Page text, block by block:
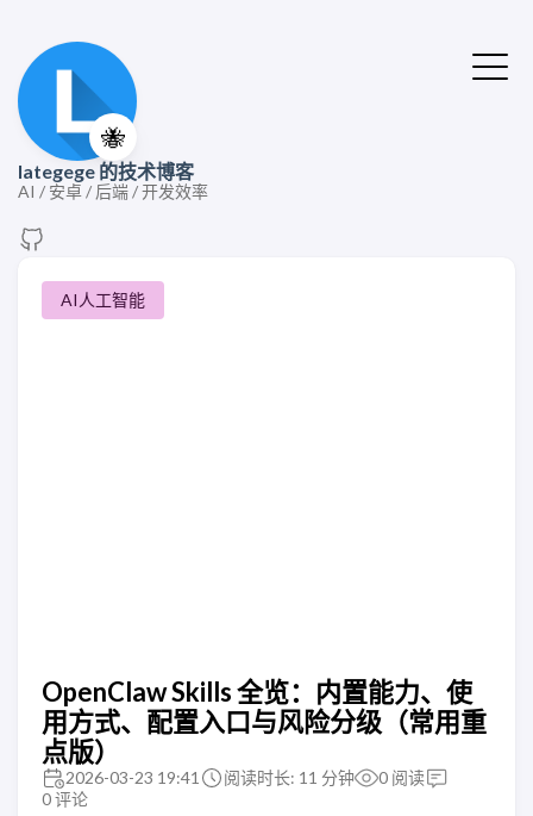
🐝
lategege 的技术博客
AI / 安卓 / 后端 / 开发效率
AI人工智能
OpenClaw Skills 全览：内置能力、使
用方式、配置入口与风险分级（常用重
点版）
2026-03-23 19:41 阅读时长: 11 分钟 0 阅读
0评论